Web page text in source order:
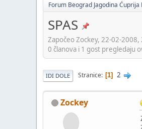
Forum Beograd Jagodina Ćuprija
SPAS
Započeo Zockey, 22-02-2008,
0 članova i 1 gost pregledaju
IDI DOLE Stranice 1 2
Zockey